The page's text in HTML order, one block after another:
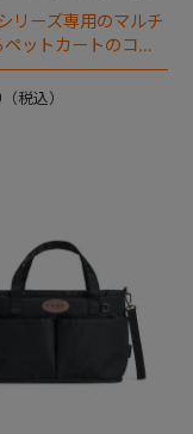
リーズ専用のマルチ
ペットカートのコー
ション登場。